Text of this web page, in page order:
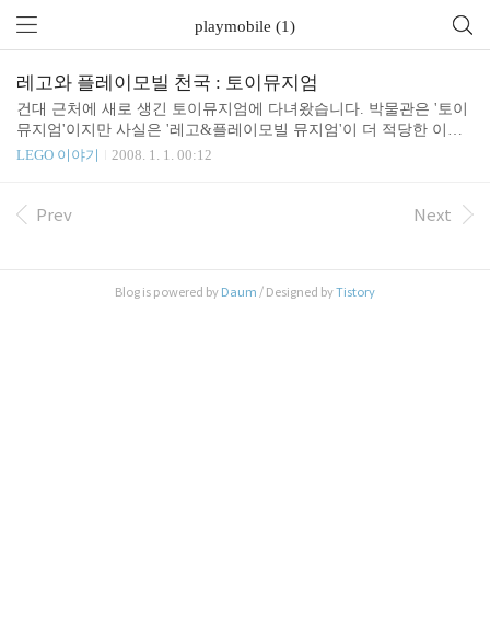
playmobile (1)
레고와 플레이모빌 천국 : 토이뮤지엄
건대 근처에 새로 생긴 토이뮤지엄에 다녀왔습니다. 박물관은 '토이
뮤지엄'이지만 사실은 '레고&플레이모빌 뮤지엄'이 더 적당한 이름
같습니다. :) 작은 건물의 2층과 3충에 빽빽이 레고&플레이모빌이
기 하네요. 정말 개인이 모았다고는 상상하기 힘든 대단한 수량의 레
마음에 들었습니다. 단순한 사각형 아크릴 진열장이 아니라 배경을
LEGO 이야기 2008. 1. 1. 00:12
Prev Next
Blog is powered by Daum / Designed byTistory